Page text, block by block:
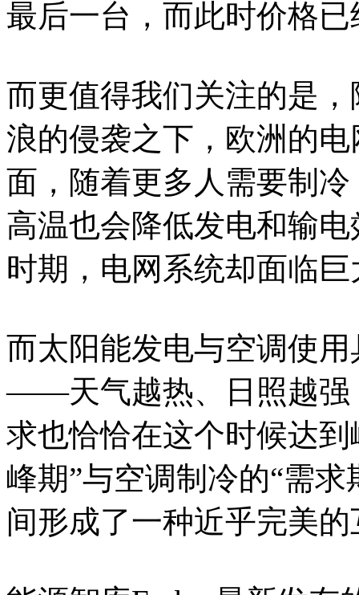
最后一台，而此时价格
而更值得我们关注的是
浪的侵袭之下，欧洲的
面，随着更多人需要制
高温也会降低发电和输
时期，电网系统却面临
而太阳能发电与空调使
——天气越热、日照越强
求也恰恰在这个时候达
峰期”与空调制冷的“需
间形成了一种近乎完美